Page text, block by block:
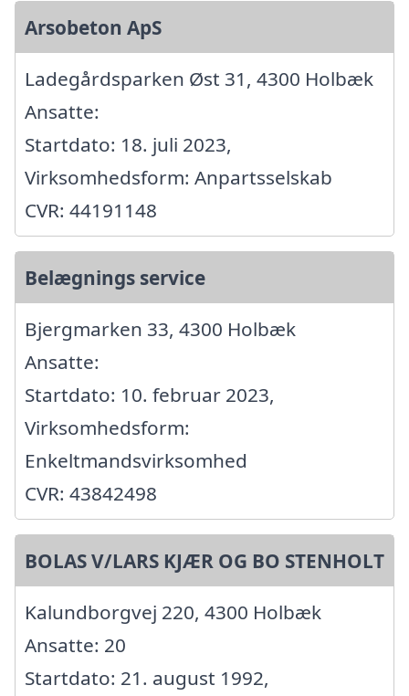
Arsobeton ApS
Ladegårdsparken Øst 31, 4300 Holbæk
Ansatte:
Startdato: 18. juli 2023,
Virksomhedsform: Anpartsselskab
CVR: 44191148
Belægnings service
Bjergmarken 33, 4300 Holbæk
Ansatte:
Startdato: 10. februar 2023,
Virksomhedsform:
Enkeltmandsvirksomhed
CVR: 43842498
BOLAS V/LARS KJÆR OG BO STENHOLT
Kalundborgvej 220, 4300 Holbæk
Ansatte: 20
Startdato: 21. august 1992,